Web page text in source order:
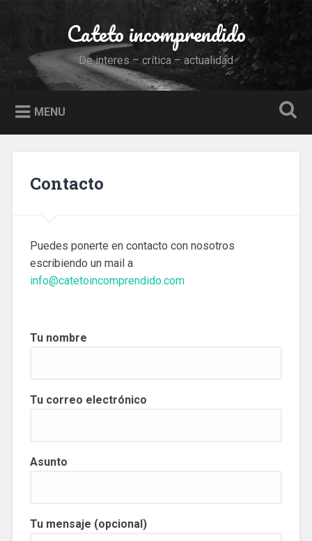
Cateto incomprendido
De interes – crítica – actualidad
MENU
Contacto
Puedes ponerte en contacto con nosotros
escribiendo un mail a
info@catetoincomprendido.com
Tu nombre
Tu correo electrónico
Asunto
Tu mensaje (opcional)